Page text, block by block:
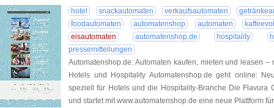
hotel snackautomaten verkaufsautomaten
foodautomaten
automatenshop automaten
eisautomaten
automatenshop.de hospitality
pressemitteilungen
Automatenshop.de: Automaten kaufen, mieten und leasen
Hotels und Hospitality Automatenshop.de geht online:
speziell für Hotels und die Hospitality-Branche Die Flavura
und startet mit www.automatenshop.de eine neue Plattform